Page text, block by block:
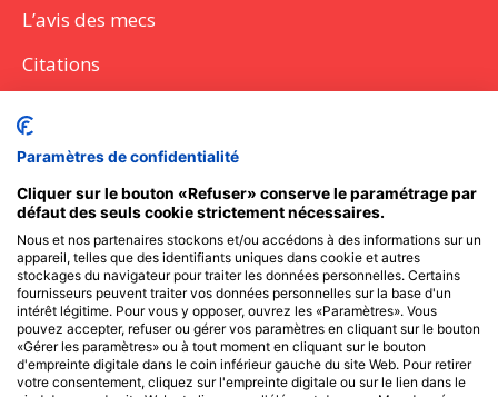
L’avis des mecs
Citations
Citations
Discours
Questions à poser
Messages SMS
Recevoir l'actu des Frangines
Paramètres de confidentialité
Cliquer sur le bouton «Refuser» conserve le paramétrage par
défaut des seuls cookie strictement nécessaires.
Nous et nos partenaires stockons et/ou accédons à des informations sur un
appareil, telles que des identifiants uniques dans cookie et autres
stockages du navigateur pour traiter les données personnelles. Certains
fournisseurs peuvent traiter vos données personnelles sur la base d'un
intérêt légitime. Pour vous y opposer, ouvrez les «Paramètres». Vous
pouvez accepter, refuser ou gérer vos paramètres en cliquant sur le bouton
«Gérer les paramètres» ou à tout moment en cliquant sur le bouton
d'empreinte digitale dans le coin inférieur gauche du site Web. Pour retirer
votre consentement, cliquez sur l'empreinte digitale ou sur le lien dans le